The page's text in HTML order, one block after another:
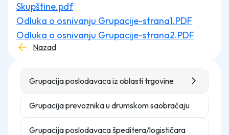
Grupacija poslodavaca iz oblasti trgovine
Grupacija prevoznika u drumskom saobraćaju
Grupacija poslodavaca špeditera/logističara
Skupštine.pdf
Odluka o osnivanju Grupacije-strana1.PDF
Odluka o osnivanju Grupacije-strana2.PDF
Nazad